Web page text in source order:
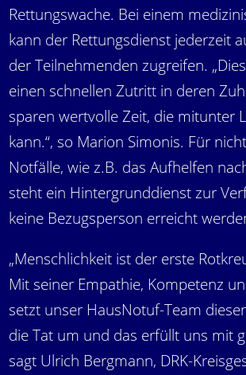
Rettungswache. Bei einem
kann der Rettungsdienst jederzeit
der Teilnehmenden zugreifen.
einen schnellen Zutritt in deren
sparen wertvolle Zeit, die mitunter
kann.“, so Marion Simonis. Für
Notfälle, wie z.B. das Aufhelfen
steht ein Hintergrunddienst zur
keine Bezugsperson erreicht
„Menschlichkeit ist der erste
Mit seiner Empathie, Kompetenz
setzt unser HausNotuf-Team
die Tat um und das erfüllt uns mit
sagt Ulrich Bergmann, DRK-